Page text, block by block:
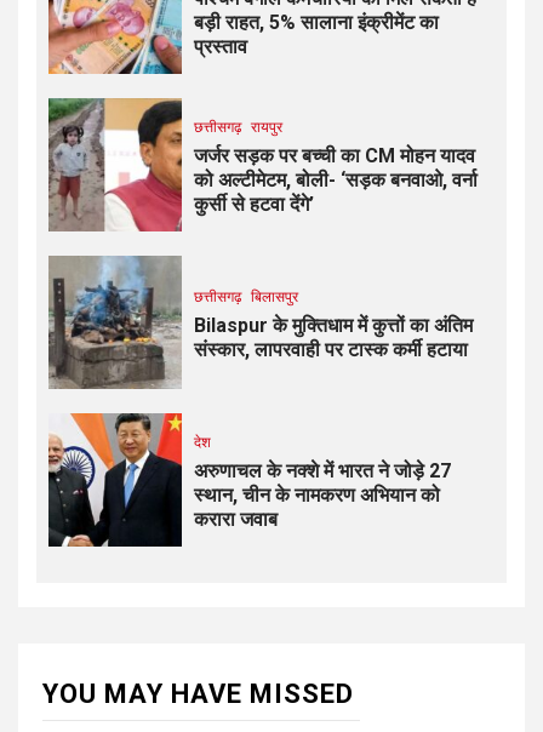
बड़ी राहत, 5% सालाना इंक्रीमेंट का
प्रस्ताव
छत्तीसगढ़ रायपुर
जर्जर सड़क पर बच्ची का CM मोहन यादव
को अल्टीमेटम, बोली- ‘सड़क बनवाओ, वर्ना
कुर्सी से हटवा देंगे’
छत्तीसगढ़ बिलासपुर
Bilaspur के मुक्तिधाम में कुत्तों का अंतिम
संस्कार, लापरवाही पर टास्क कर्मी हटाया
देश
अरुणाचल के नक्शे में भारत ने जोड़े 27
स्थान, चीन के नामकरण अभियान को
करारा जवाब
YOU MAY HAVE MISSED